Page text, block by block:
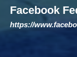
Facebook
https://